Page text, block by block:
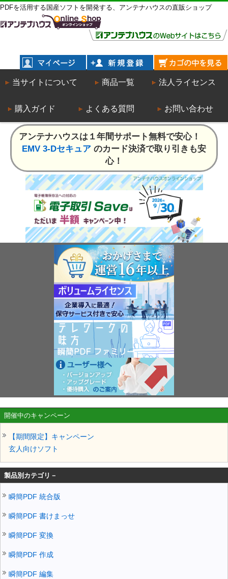
PDFを活用する国産ソフトを開発する、アンテナハウスの直販ショップ
当サイトについて 商品一覧 法人ライセンス
購入ガイド よくある質問 お問い合わせ
アンテナハウスは１年間サポート無料で安心！
EMV 3-Dセキュア のカード決済で取り引きも安
心！
開催中のキャンペーン
【期間限定】キャンペーン
玄人向けソフト
製品別カテゴリ－
瞬簡PDF 統合版
瞬簡PDF 書けまっせ
瞬簡PDF 変換
瞬簡PDF 作成
瞬簡PDF 編集